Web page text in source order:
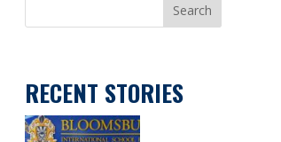
Search
RECENT STORIES